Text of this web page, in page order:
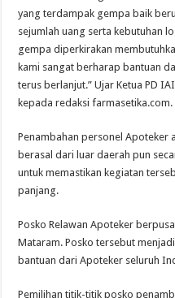
yang terdampak gempa baik
sejumlah uang serta kebutuhan
gempa diperkirakan
kami sangat berharap bantuan
terus berlanjut.” Ujar Ketua PD
kepada redaksi farmasetika.com.
Penambahan personel Apoteker
berasal dari luar daerah pun
untuk memastikan kegiatan
panjang.
Posko Relawan Apoteker
Mataram. Posko tersebut
bantuan dari Apoteker seluruh
Pemilihan titik-titik posko